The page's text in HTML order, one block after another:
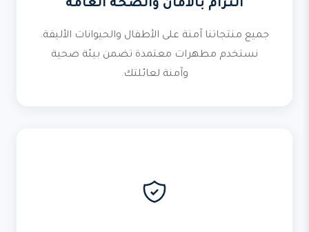
التزام بالأمان والصحة العامة
جميع منتجاتنا آمنة على الأطفال والحيوانات الأليفة.
نستخدم مطهرات معتمدة تضمن بيئة صحية
وآمنة لعائلتك.